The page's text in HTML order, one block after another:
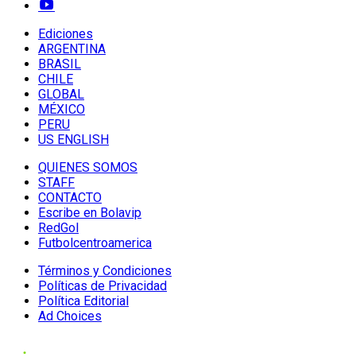
Ediciones
ARGENTINA
BRASIL
CHILE
GLOBAL
MÉXICO
PERU
US ENGLISH
QUIENES SOMOS
STAFF
CONTACTO
Escribe en Bolavip
RedGol
Futbolcentroamerica
Términos y Condiciones
Políticas de Privacidad
Política Editorial
Ad Choices